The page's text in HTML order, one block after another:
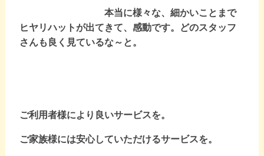
本当に様々な、細かいことまで
ヒヤリハットが出てきて、感動です。どのスタッフ
さんも良く見ているな～と。
ご利用者様により良いサービスを。
ご家族様には安心していただけるサービスを。